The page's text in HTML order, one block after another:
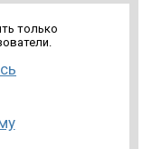
только